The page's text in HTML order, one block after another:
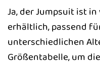
Ja, der Jumpsuit ist
erhältlich, passend
unterschiedlichen
Größentabelle, um